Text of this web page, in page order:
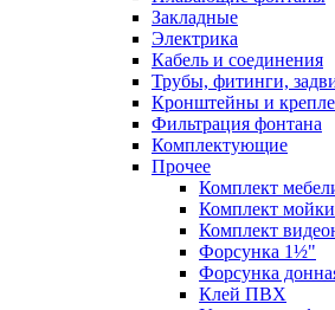
Закладные
Электрика
Кабель и соединения
Трубы, фитинги,
Кронштейны и
Фильтрация фонтана
Комплектующие
Прочее
Комплект
Комплект мойки
Комплект
Форсунка 1½"
Форсунка
Клей ПВХ